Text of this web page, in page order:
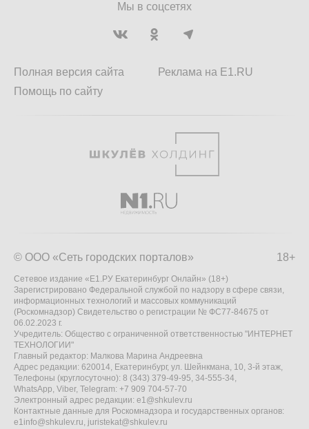
Мы в соцсетях
Полная версия сайта
Помощь по сайту
Реклама на E1.RU
18+
© ООО «Сеть городских порталов»
Сетевое издание «Е1.РУ Екатеринбург Онлайн» (18+)
Зарегистрировано Федеральной службой по надзору в сфере связи,
информационных технологий и массовых коммуникаций
(Роскомнадзор) Свидетельство о регистрации № ФС77-84675 от
06.02.2023 г.
Учредитель: Общество с ограниченной ответственностью "ИНТЕРНЕТ
ТЕХНОЛОГИИ"
Главный редактор: Малкова Марина Андреевна
Адрес редакции: 620014, Екатеринбург, ул. Шейнкмана, 10, 3-й этаж,
Телефоны (круглосуточно): 8 (343) 379-49-95, 34-555-34,
WhatsApp, Viber, Telegram: +7 909 704-57-70
Электронный адрес редакции: e1@shkulev.ru
Контактные данные для Роскомнадзора и государственных органов:
e1info@shkulev.ru, juristekat@shkulev.ru